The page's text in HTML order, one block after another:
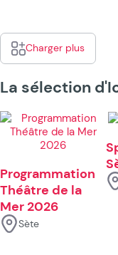
Charger plus
La sélection
Programmation
Théâtre de la
Mer 2026
Sète